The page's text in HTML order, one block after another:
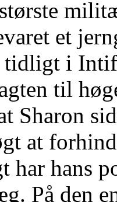
et
i
til
Sharon
at
har hans
På den